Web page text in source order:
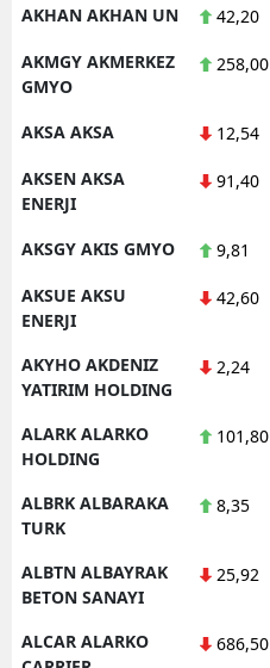
AKHAN AKHAN UN 42,20
AKMGY AKMERKEZ
GMYO
258,00
AKSA AKSA 12,54
AKSEN AKSA
ENERJI
91,40
AKSGY AKIS GMYO 9,81
AKSUE AKSU
ENERJI
42,60
AKYHO AKDENIZ
YATIRIM HOLDING
2,24
ALARK ALARKO
HOLDING
101,80
ALBRK ALBARAKA
TURK
8,35
ALBTN ALBAYRAK
BETON SANAYI
25,92
ALCAR ALARKO
686,50